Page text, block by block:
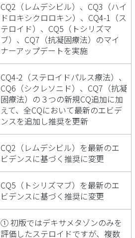
CQ2（レムデシビル）、CQ3（ハイ
ドロキシクロロキン）、CQ4-1（ス
テロイド）、CQ5（トシリズマ
ブ）、CQ7（抗凝固療法）のマイ
ナーアップデートを実施
CQ4-2（ステロイドパルス療法）、
CQ6（シクレソニド）、CQ7（抗凝
固療法）の３つの新規CQ追加に加
えて、全CQにおいて最新のエビデ
ンスを追加し推奨を更新
CQ2（レムデシビル）を最新のエ
ビデンスに基づく推奨に変更
CQ5（トシリズマブ）を最新のエ
ビデンスに基づく推奨に変更
① 初版ではデキサメタゾンのみを
評価したステロイドですが、複数